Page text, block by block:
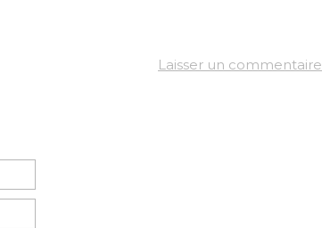
Laisser un commentaire